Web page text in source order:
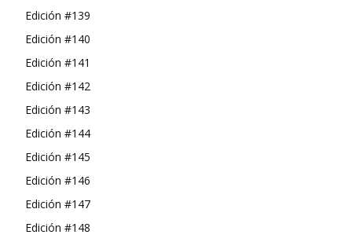
Edición #139
Edición #140
Edición #141
Edición #142
Edición #143
Edición #144
Edición #145
Edición #146
Edición #147
Edición #148